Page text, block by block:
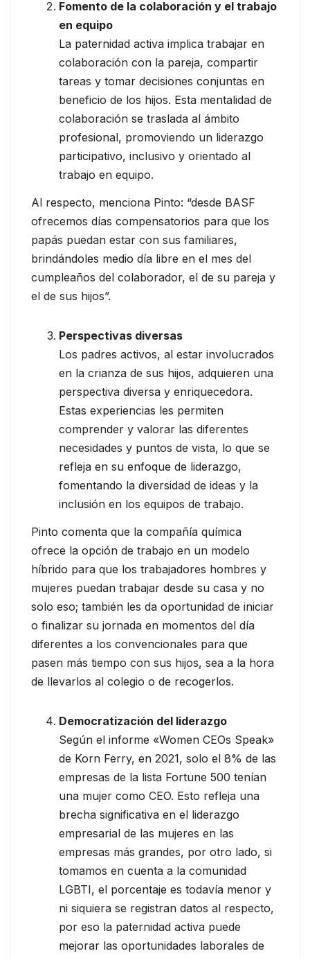
Fomento de la colaboración y el trabajo
en equipo
La paternidad activa implica trabajar en
colaboración con la pareja, compartir
tareas y tomar decisiones conjuntas en
beneficio de los hijos. Esta mentalidad de
colaboración se traslada al ámbito
profesional, promoviendo un liderazgo
participativo, inclusivo y orientado al
trabajo en equipo.
Al respecto, menciona Pinto: “desde BASF
ofrecemos días compensatorios para que los
papás puedan estar con sus familiares,
brindándoles medio día libre en el mes del
cumpleaños del colaborador, el de su pareja y
el de sus hijos”.
Perspectivas diversas
Los padres activos, al estar involucrados
en la crianza de sus hijos, adquieren una
perspectiva diversa y enriquecedora.
Estas experiencias les permiten
comprender y valorar las diferentes
necesidades y puntos de vista, lo que se
refleja en su enfoque de liderazgo,
fomentando la diversidad de ideas y la
inclusión en los equipos de trabajo.
Pinto comenta que la compañía química
ofrece la opción de trabajo en un modelo
híbrido para que los trabajadores hombres y
mujeres puedan trabajar desde su casa y no
solo eso; también les da oportunidad de iniciar
o finalizar su jornada en momentos del día
diferentes a los convencionales para que
pasen más tiempo con sus hijos, sea a la hora
de llevarlos al colegio o de recogerlos.
Democratización del liderazgo
Según el informe «Women CEOs Speak»
de Korn Ferry, en 2021, solo el 8% de las
empresas de la lista Fortune 500 tenían
una mujer como CEO. Esto refleja una
brecha significativa en el liderazgo
empresarial de las mujeres en las
empresas más grandes, por otro lado, si
tomamos en cuenta a la comunidad
LGBTI, el porcentaje es todavía menor y
ni siquiera se registran datos al respecto,
por eso la paternidad activa puede
mejorar las oportunidades laborales de